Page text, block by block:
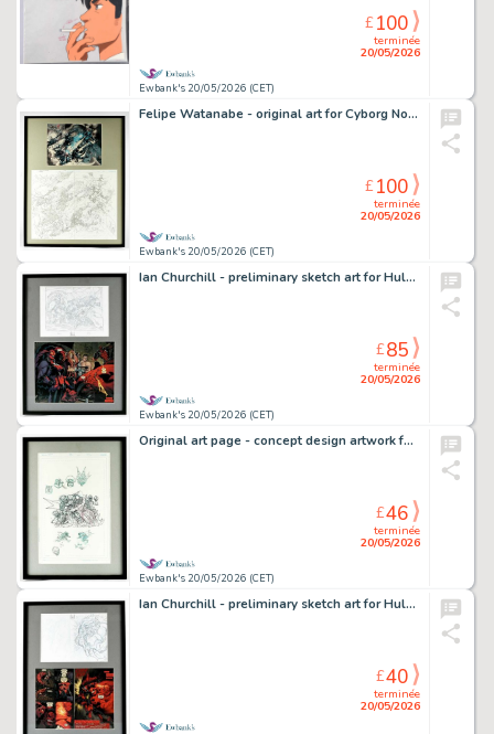
Ewbank's 20/05/2026 (CET)
terminée
20/05/2026
£100
Felipe Watanabe - original art for Cyborg No. 4 pages Nos. 14 - 15 featuring Cyborg battle scene -…
Ewbank's 20/05/2026 (CET)
terminée
20/05/2026
£100
Ian Churchill - preliminary sketch art for Hulk No. 16 centrefold featuring Red She-Hulk, Red Hulk…
Ewbank's 20/05/2026 (CET)
terminée
20/05/2026
£85
Original art page - concept design artwork for a Batman statue - Framed and Glazed (DC Comics).
Ewbank's 20/05/2026 (CET)
terminée
20/05/2026
£46
Ian Churchill - preliminary sketch art for Hulk No. 17 pages featuring Red She-Hulk battling Red…
terminée
20/05/2026
£40